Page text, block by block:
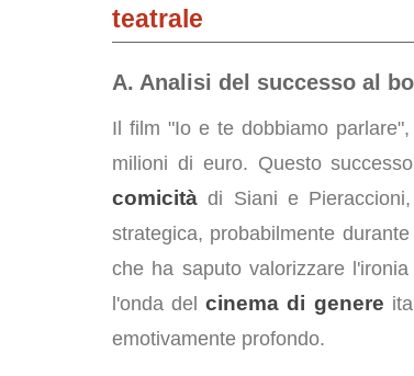
teatrale
A. Analisi del successo al
Il film "Io e te dobbiamo
milioni di euro. Questo
comicità di Siani e
strategica, probabilmente
che ha saputo valorizzare
l'onda delcinema di genere
emotivamente profondo.